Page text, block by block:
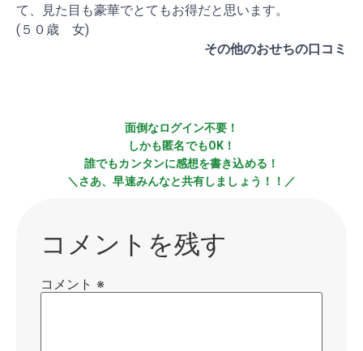
て、見た目も豪華でとてもお得だと思います。
(５０歳 女)
その他のおせちの口コミ
面倒なログイン不要！
しかも匿名でもOK！
誰でもカンタンに感想を書き込める！
＼さあ、早速みんなと共有しましょう！！／
コメントを残す
コメント ※